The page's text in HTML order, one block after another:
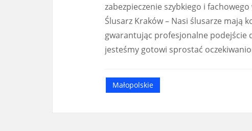
zabezpieczenie szybkiego i
Ślusarz Kraków – Nasi ślusarze mają
gwarantując profesjonalne podejście
jesteśmy gotowi sprostać
Małopolskie